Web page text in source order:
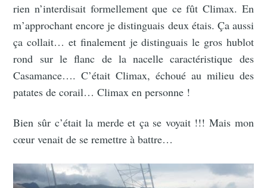
rien n’interdisait formellement que ce fût Climax. En
m’approchant encore je distinguais deux étais. Ça aussi
ça collait… et finalement je distinguais le gros hublot
rond sur le flanc de la nacelle caractéristique des
Casamance…. C’était Climax, échoué au milieu des
patates de corail… Climax en personne !
Bien sûr c’était la merde et ça se voyait !!! Mais mon
cœur venait de se remettre à battre…